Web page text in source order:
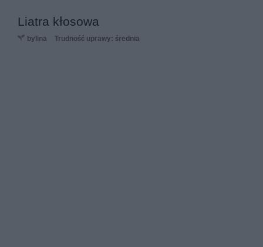
Liatra kłosowa
bylina Trudność uprawy: średnia